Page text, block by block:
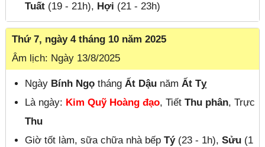
Tuất (19 - 21h), Hợi (21 - 23h)
Thứ 7, ngày 4 tháng 10 năm 2025
Âm lịch: Ngày 13/8/2025
Ngày Bính Ngọ thángẤt Dậu nămẤt Tỵ
Là ngày: Kim Quỹ Hoàng đạo, TiếtThu phân, Trực
Thu
Giờ tốt làm, sữa chữa nhà bếpTý(23 - 1h),Sửu (1